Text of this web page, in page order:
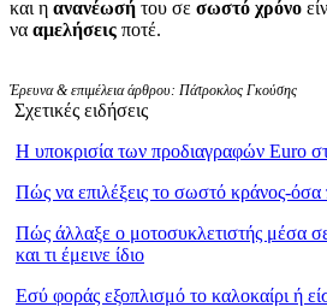
και η ανανέωσή του σε σωστό χρόνο
να αμελήσεις ποτέ.
Έρευνα & επιμέλεια άρθρου: Πάτροκλος Γκούσης
Σχετικές ειδήσεις
Η υποκρισία των προδιαγραφών Euro
Πώς να επιλέξεις το σωστό κράνος-όσα
Πώς άλλαξε ο μοτοσυκλετιστής μέσα
και τι έμεινε ίδιο
Εσύ φοράς εξοπλισμό το καλοκαίρι ή